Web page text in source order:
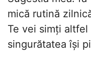
mică rutină
Te vei simți
singurătatea își